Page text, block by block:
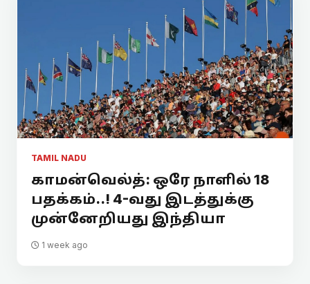
TAMIL NADU
காமன்வெல்த்: ஒரே நாளில் 18
பதக்கம்..! 4-வது இடத்துக்கு
முன்னேறியது இந்தியா
1 week ago